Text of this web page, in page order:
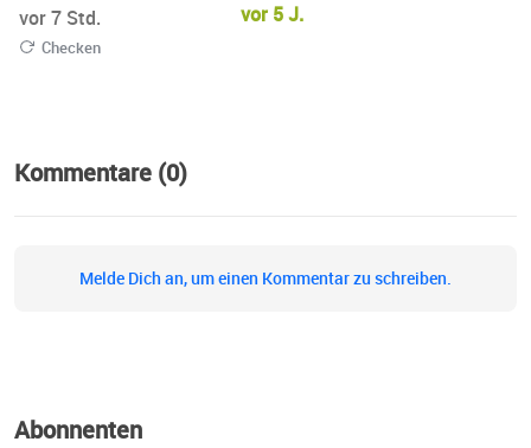
vor 7 Std.
Checken
vor 5 J.
Kommentare (0)
Melde Dich an, um einen Kommentar zu schreiben.
Abonnenten